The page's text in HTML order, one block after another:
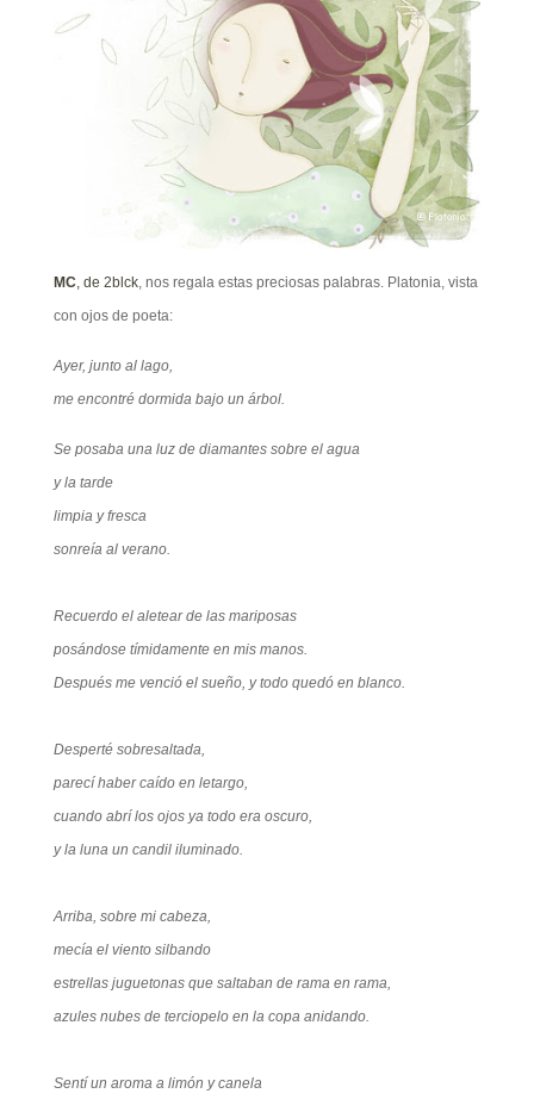
MC , de 2blck, nos regala estas preciosas palabras. Platonia, vista
con ojos de poeta:
Ayer, junto al lago,
me encontré dormida bajo un árbol.
Se posaba una luz de diamantes sobre el agua
y la tarde
limpia y fresca
sonreía al verano.
Recuerdo el aletear de las mariposas
posándose tímidamente en mis manos.
Después me venció el sueño, y todo quedó en blanco.
Desperté sobresaltada,
parecí haber caído en letargo,
cuando abrí los ojos ya todo era oscuro,
y la luna un candil iluminado.
Arriba, sobre mi cabeza,
mecía el viento silbando
estrellas juguetonas que saltaban de rama en rama,
azules nubes de terciopelo en la copa anidando.
Sentí un aroma a limón y canela